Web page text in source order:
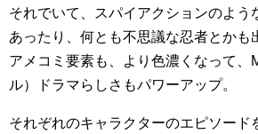
それでいて、スパイアクションのよう
あったり、何とも不思議な忍者とかも
アメコミ要素も、より色濃くなって、
ル）ドラマらしさもパワーアップ。
それぞれのキャラクターのエピソード